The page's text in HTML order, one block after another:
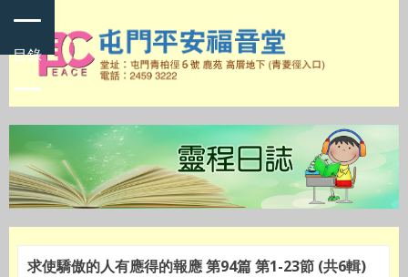
目錄
求使驕傲的人有應得的報應 第94篇 第1-23節 (共6輯)